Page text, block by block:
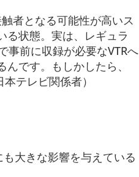
者となる可能性が高いス
る状態。実は、レギュラ
事前に収録が必要なVTRへ
です。もしかしたら、
テレビ関係者）
大きな影響を与えている